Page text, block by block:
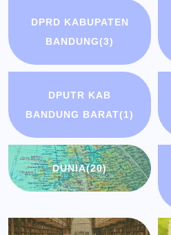
DPRD KABUPATEN
BANDUNG(3)
DPUTR KAB
BANDUNG BARAT(1)
DUNIA(20)